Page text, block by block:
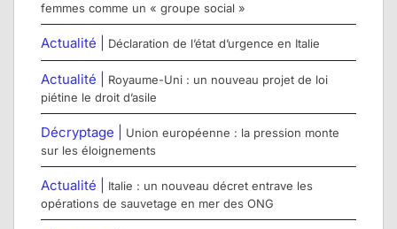
femmes comme un « groupe social »
Actualité | Déclaration de l’état d’urgence en Italie
Actualité |
Royaume-Uni : un nouveau projet de loi
piétine le droit d’asile
Décryptage |
Union européenne : la pression monte
sur les éloignements
Actualité |
Italie : un nouveau décret entrave les
opérations de sauvetage en mer des ONG